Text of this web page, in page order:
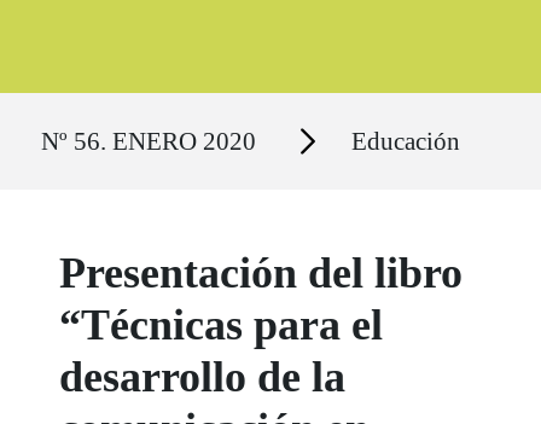
Nº 56. ENERO 2020 Secciones Educación
Presentación del libro
“Técnicas para el
desarrollo de la